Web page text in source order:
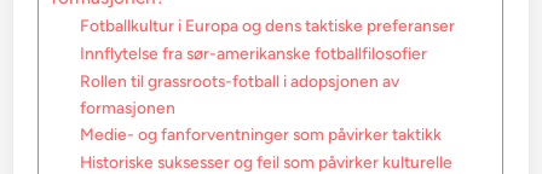
Fotballkultur i Europa og dens taktiske preferanser
Innflytelse fra sør-amerikanske fotballfilosofier
Rollen til grassroots-fotball i adopsjonen av
formasjonen
Medie- og fanforventninger som påvirker taktikk
Historiske suksesser og feil som påvirker kulturelle